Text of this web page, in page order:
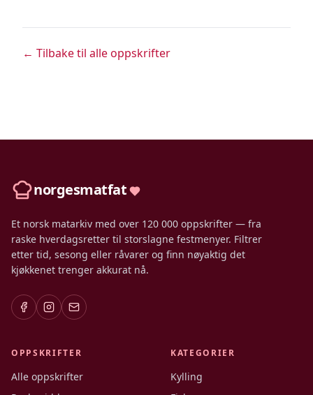
← Tilbake til alle oppskrifter
norgesmatfat
Et norsk matarkiv med over 120 000 oppskrifter — fra
raske hverdagsretter til storslagne festmenyer. Filtrer
etter tid, sesong eller råvarer og finn nøyaktig det
kjøkkenet trenger akkurat nå.
OPPSKRIFTER
Alle oppskrifter
KATEGORIER
Kylling